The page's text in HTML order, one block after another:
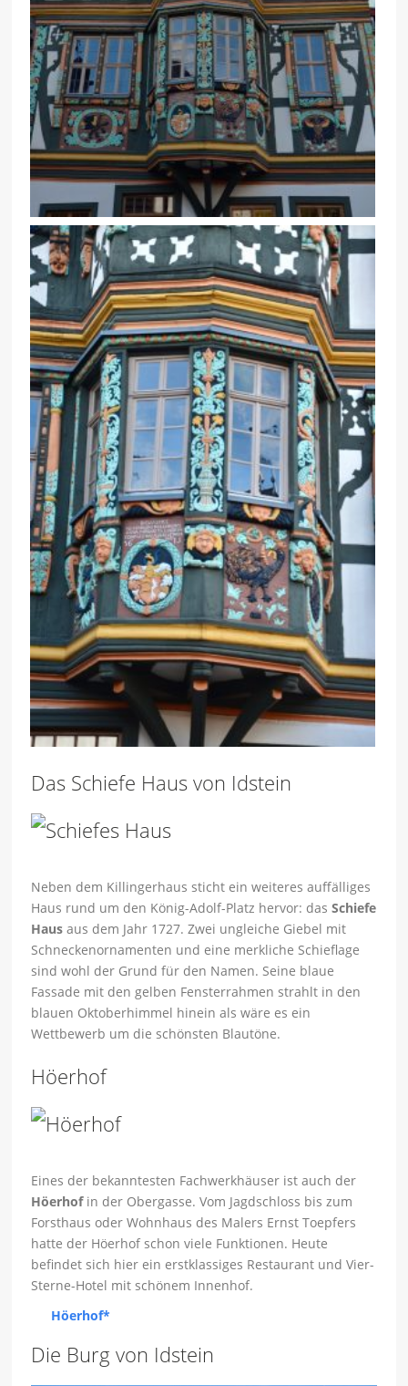
Das Schiefe Haus von Idstein
Neben dem Killingerhaus sticht ein weiteres auffälliges
Haus rund um den König-Adolf-Platz hervor: dasSchiefe
Haus aus dem Jahr 1727. Zwei ungleiche Giebel mit
Schneckenornamenten und eine merkliche Schieflage
sind wohl der Grund für den Namen. Seine blaue
Fassade mit den gelben Fensterrahmen strahlt in den
blauen Oktoberhimmel hinein als wäre es ein
Wettbewerb um die schönsten Blautöne.
Höerhof
Eines der bekanntesten Fachwerkhäuser ist auch der
Höerhofin der Obergasse. Vom Jagdschloss bis zum
Forsthaus oder Wohnhaus des Malers Ernst Toepfers
hatte der Höerhof schon viele Funktionen. Heute
befindet sich hier ein erstklassiges Restaurant und Vier-
Sterne-Hotel mit schönem Innenhof.
Höerhof*
Die Burg von Idstein